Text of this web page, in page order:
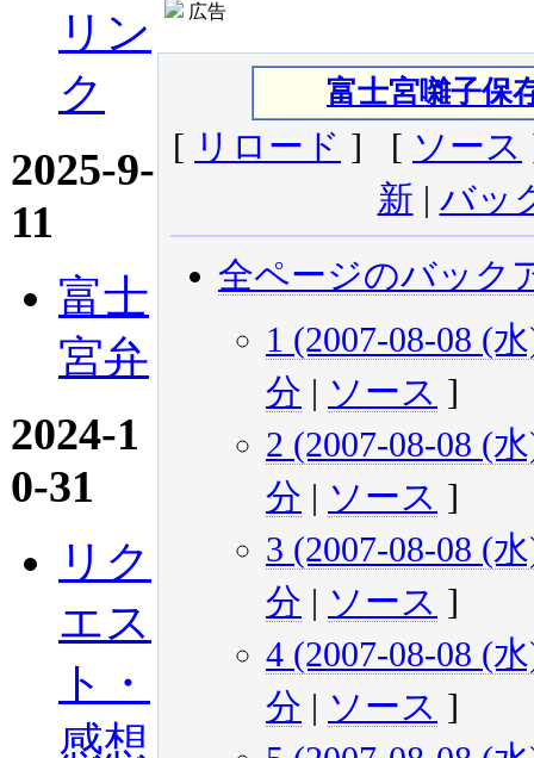
リン
ク
2025-9-
11
富士
宮弁
2024-1
0-31
リク
エス
ト・
感想
広告
富士宮囃子保
[ リロード ] [ ソース
新 | バッ
全ページのバック
1 (2007-08-08 (
分 | ソース ]
2 (2007-08-08 (
分 | ソース ]
3 (2007-08-08 (
分 | ソース ]
4 (2007-08-08 (
分 | ソース ]